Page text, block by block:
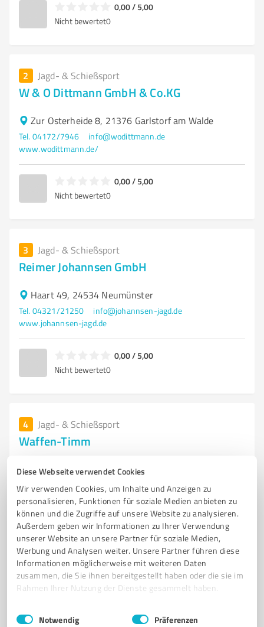
Diese Webseite verwendet Cookies
Wir verwenden Cookies, um Inhalte und Anzeigen zu
personalisieren, Funktionen für soziale Medien anbieten zu
können und die Zugriffe auf unsere Website zu analysieren.
Außerdem geben wir Informationen zu Ihrer Verwendung
unserer Website an unsere Partner für soziale Medien,
Werbung und Analysen weiter. Unsere Partner führen diese
Informationen möglicherweise mit weiteren Daten
zusammen, die Sie ihnen bereitgestellt haben oder die sie im
Rahmen Ihrer Nutzung der Dienste gesammelt haben.
Impressum Datenschutzbestimmungen
Einwilligungsauswahl
Notwendig Präferenzen
0,00 / 5,00
Nicht bewertet0
2 Jagd- & Schießsport
W & O Dittmann GmbH & Co.KG
Zur Osterheide 8, 21376 Garlstorf am Walde
Tel. 04172/7946
info@wodittmann.de
www.wodittmann.de/
0,00 / 5,00
Nicht bewertet0
3 Jagd- & Schießsport
Reimer Johannsen GmbH
Haart 49, 24534 Neumünster
Tel. 04321/21250
info@johannsen-jagd.de
www.johannsen-jagd.de
0,00 / 5,00
Nicht bewertet0
4 Jagd- & Schießsport
Waffen-Timm
Kleinharrier Redder 8, 24625 Großharrie
Tel. 04394/991519
info@waffen-timm.de
www.waffen-timm.de/
0,00 / 5,00
Nicht bewertet0